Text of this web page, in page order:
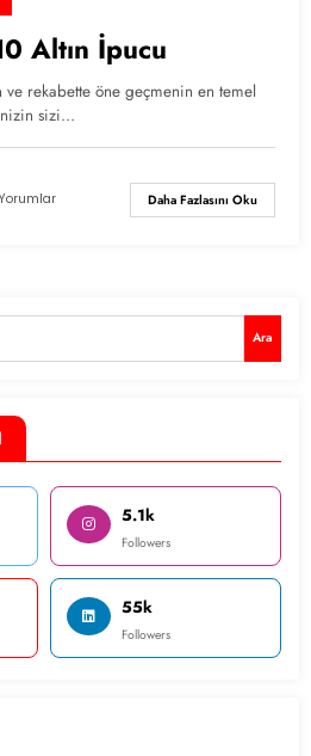
Altın İpucu
rekabette öne geçmenin en temel
sizi…
Daha Fazlasını Oku
Ara
5.1k
Followers
55k
Followers